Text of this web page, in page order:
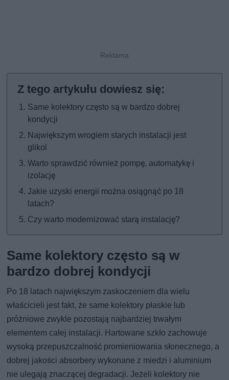
Same kolektory często są w bardzo dobrej
kondycji
Największym wrogiem starych instalacji jest
glikol
Warto sprawdzić również pompę, automatykę i
izolację
Jakie uzyski energii można osiągnąć po 18
latach?
Czy warto modernizować starą instalację?
Same kolektory często są w
bardzo dobrej kondycji
Po 18 latach największym zaskoczeniem dla wielu
właścicieli jest fakt, że same kolektory płaskie lub
próżniowe zwykle pozostają najbardziej trwałym
elementem całej instalacji. Hartowane szkło zachowuje
wysoką przepuszczalność promieniowania słonecznego, a
dobrej jakości absorbery wykonane z miedzi i aluminium
nie ulegają znaczącej degradacji. Jeżeli kolektory nie